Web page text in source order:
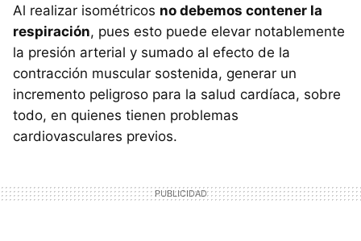
Al realizar isométricos no debemos contener la
respiración, pues esto puede elevar notablemente
la presión arterial y sumado al efecto de la
contracción muscular sostenida, generar un
incremento peligroso para la salud cardíaca, sobre
todo, en quienes tienen problemas
cardiovasculares previos.